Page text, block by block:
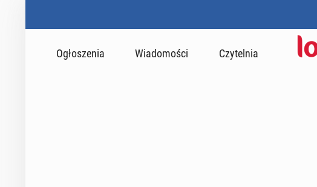
Ogłoszenia Wiadomości Czytelnia